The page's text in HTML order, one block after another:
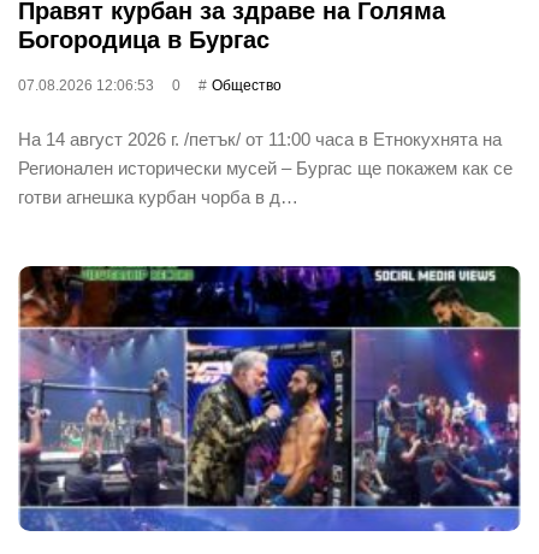
Правят курбан за здраве на Голяма
Богородица в Бургас
07.08.2026 12:06:53 0 Общество
На 14 август 2026 г. /петък/ от 11:00 часа в Етнокухнята на
Регионален исторически мусей – Бургас ще покажем как се
готви агнешка курбан чорба в д…